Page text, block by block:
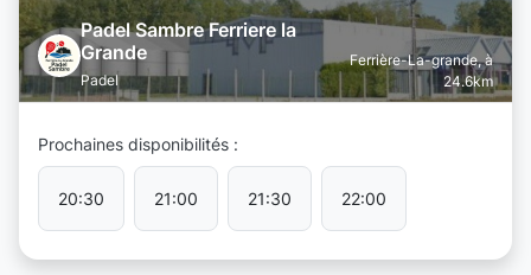
Padel Sambre Ferriere la
Grande
Padel
Ferrière-La-grande, à
24.6km
Prochaines disponibilités :
20:30 21:00 21:30 22:00